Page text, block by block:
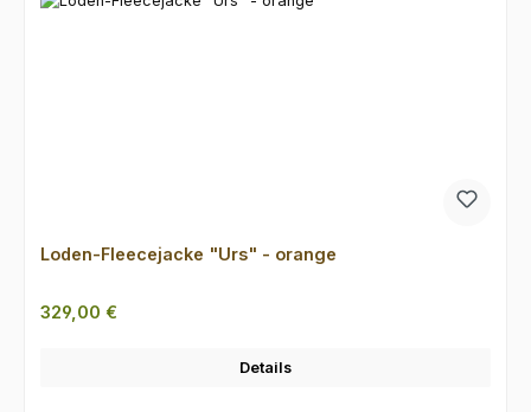
Loden-Fleecejacke "Urs" - orange
Regulärer Preis:
329,00 €
Details